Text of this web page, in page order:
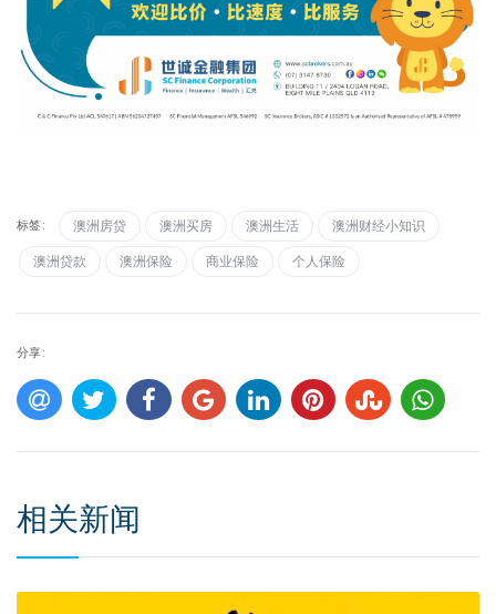
标签: 澳洲房贷 澳洲买房 澳洲生活 澳洲财经小知识
澳洲贷款 澳洲保险 商业保险 个人保险
分享:
相关新闻